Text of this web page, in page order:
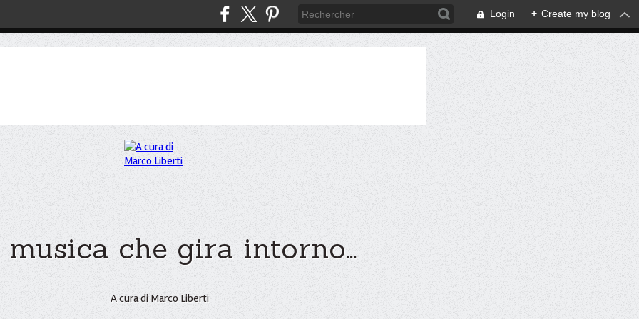
Login + Create my blog
che gira intorno...
A cura di Marco Liberti